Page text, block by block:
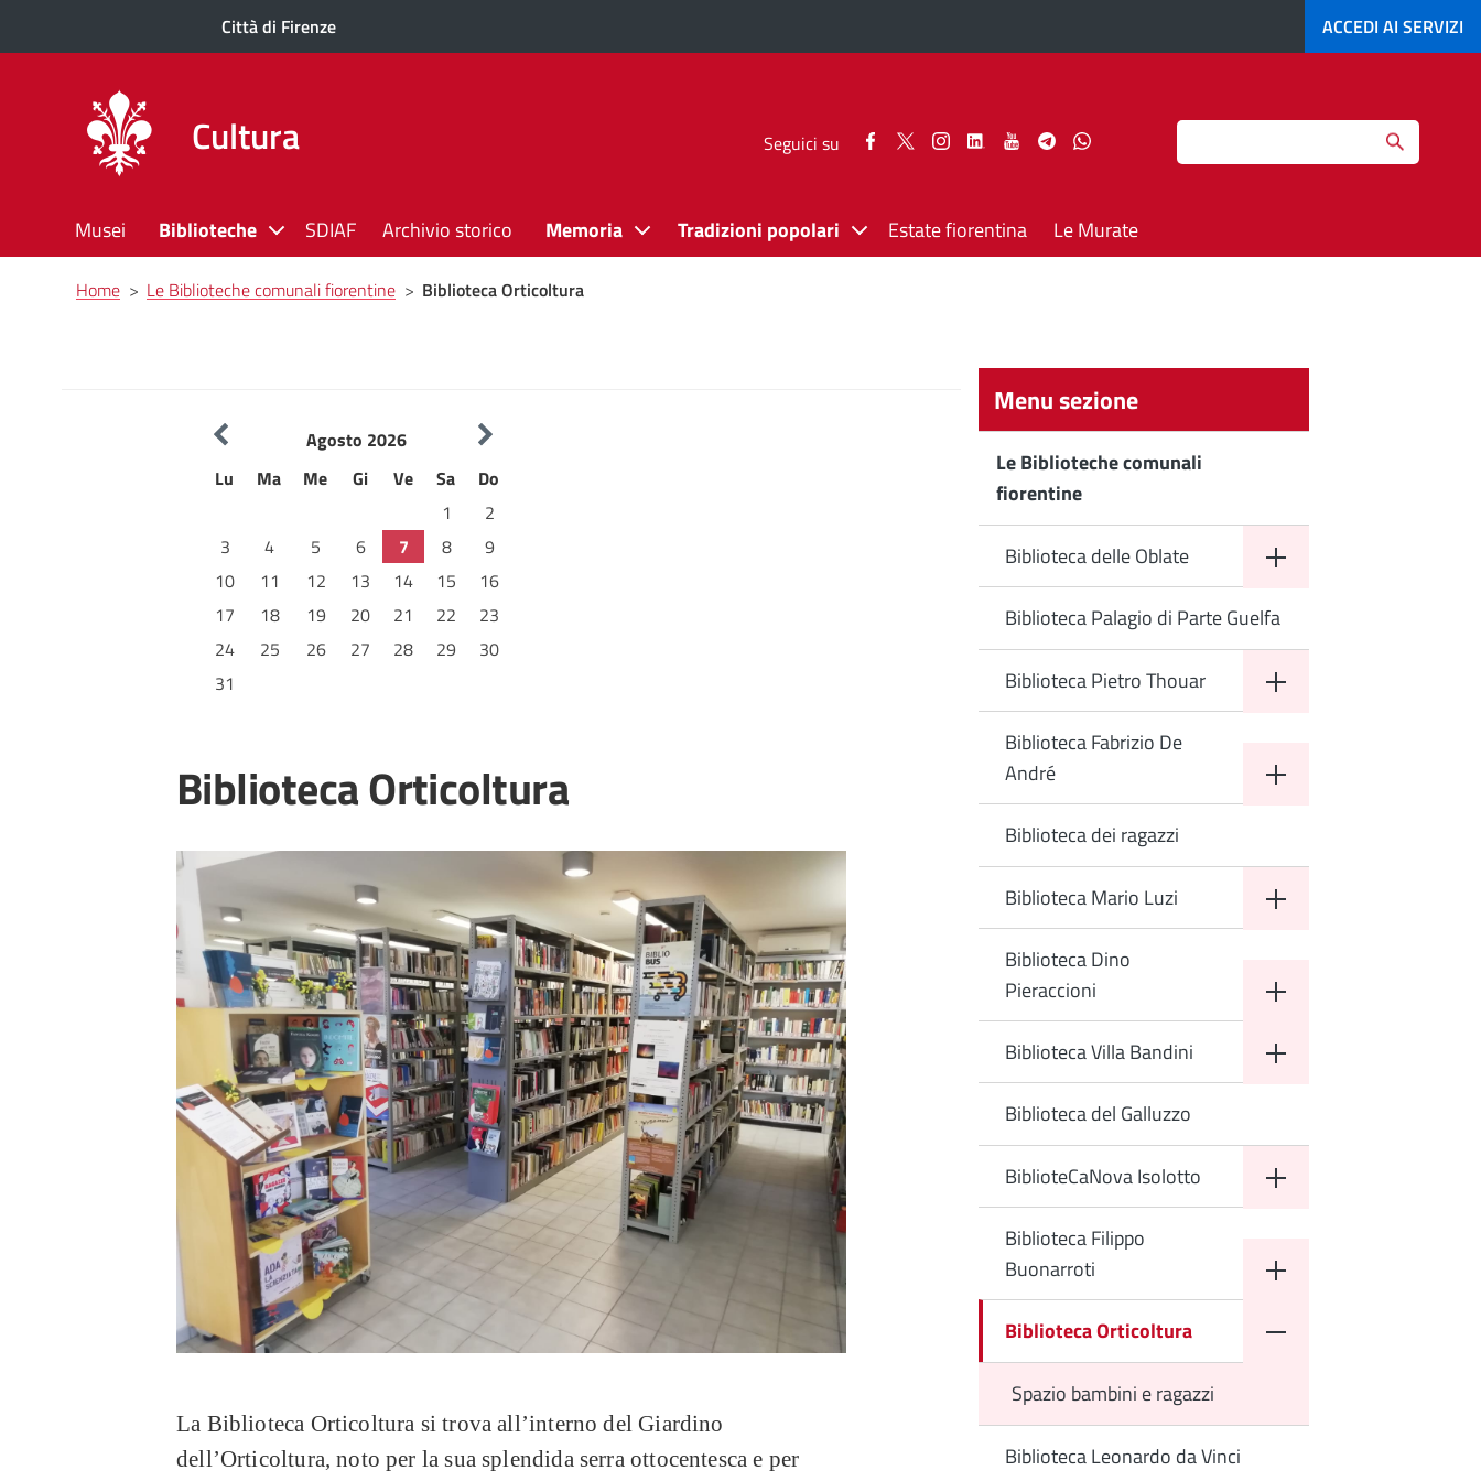
Città di Firenze ACCEDI AI SERVIZI
Cultura Seguici su
Seguici SeguiciSeguici Seguici SeguiciSeguiciSeguici
Search
Musei Biblioteche SDIAF Archivio storico Memoria Tradizioni popolari Estate fiorentina Le Murate
Briciole
di
Home> Le Biblioteche comunali fiorentine> Biblioteca Orticoltura
Agosto 2026
Lu
Ma Me Gi Ve Sa
Do
1
2
3
4 5 6 7 8
9
10
11 12 13 14 15
16
17
18 19 20 21 22
23
24
25 26 27 28 29
30
31
Biblioteca Orticoltura
La Biblioteca Orticoltura si trova all’interno del Giardino
dell’Orticoltura, noto per la sua splendida serra ottocentesca e per
Menu sezione
Le Biblioteche comunali
fiorentine
Biblioteca delle Oblate
Biblioteca Palagio di Parte Guelfa
Biblioteca Pietro Thouar
Biblioteca Fabrizio De
André
Biblioteca dei ragazzi
Biblioteca Mario Luzi
Biblioteca Dino
Pieraccioni
Biblioteca Villa Bandini
Biblioteca del Galluzzo
BiblioteCaNova Isolotto
Biblioteca Filippo
Buonarroti
Biblioteca Orticoltura
Spazio bambini e ragazzi
Biblioteca Leonardo da Vinci